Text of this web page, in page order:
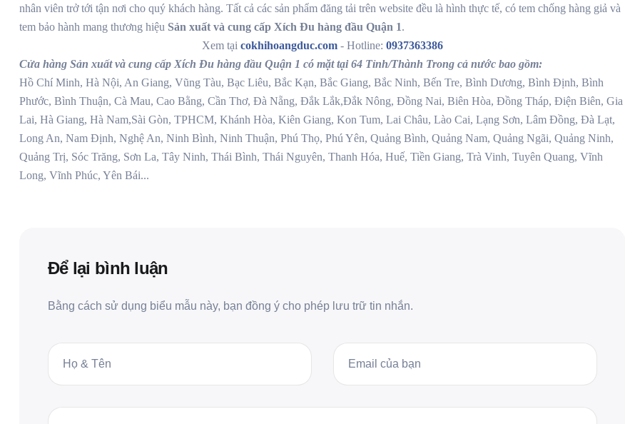
nhân viên trở tới tận nơi cho quý khách hàng. Tất cả các sản phẩm đăng tải trên website đều là hình thực tế, có tem chống hàng giả và
tem bảo hành mang thương hiệu Sản xuất và cung cấp Xích Đu hàng đầu Quận 1.
Xem tại cokhihoangduc.com - Hotline: 0937363386
Cửa hàng Sản xuất và cung cấp Xích Đu hàng đầu Quận 1 có mặt tại 64 Tỉnh/Thành Trong cả nước bao gồm:
Hồ Chí Minh, Hà Nội, An Giang, Vũng Tàu, Bạc Liêu, Bắc Kạn, Bắc Giang, Bắc Ninh, Bến Tre, Bình Dương, Bình Định, Bình
Phước, Bình Thuận, Cà Mau, Cao Bằng, Cần Thơ, Đà Nẵng, Đắk Lắk,Đắk Nông, Đồng Nai, Biên Hòa, Đồng Tháp, Điện Biên, Gia
Lai, Hà Giang, Hà Nam,Sài Gòn, TPHCM, Khánh Hòa, Kiên Giang, Kon Tum, Lai Châu, Lào Cai, Lạng Sơn, Lâm Đồng, Đà Lạt,
Long An, Nam Định, Nghệ An, Ninh Bình, Ninh Thuận, Phú Thọ, Phú Yên, Quảng Bình, Quảng Nam, Quảng Ngãi, Quảng Ninh,
Quảng Trị, Sóc Trăng, Sơn La, Tây Ninh, Thái Bình, Thái Nguyên, Thanh Hóa, Huế, Tiền Giang, Trà Vinh, Tuyên Quang, Vĩnh
Long, Vĩnh Phúc, Yên Bái...
Để lại bình luận
Bằng cách sử dụng biểu mẫu này, bạn đồng ý cho phép lưu trữ tin nhắn.